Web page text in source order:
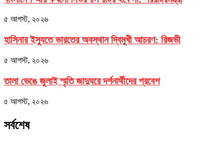
৫ আগস্ট, ২০২৬
হাসিনার ইস্যুতে ভারতের অবস্থান দ্বিমুখী আচরণ: রিজভী
৫ আগস্ট, ২০২৬
তালা ভেঙে জুলাই স্মৃতি জাদুঘরে দর্শনার্থীদের প্রবেশ
৫ আগস্ট, ২০২৬
সর্বশেষ